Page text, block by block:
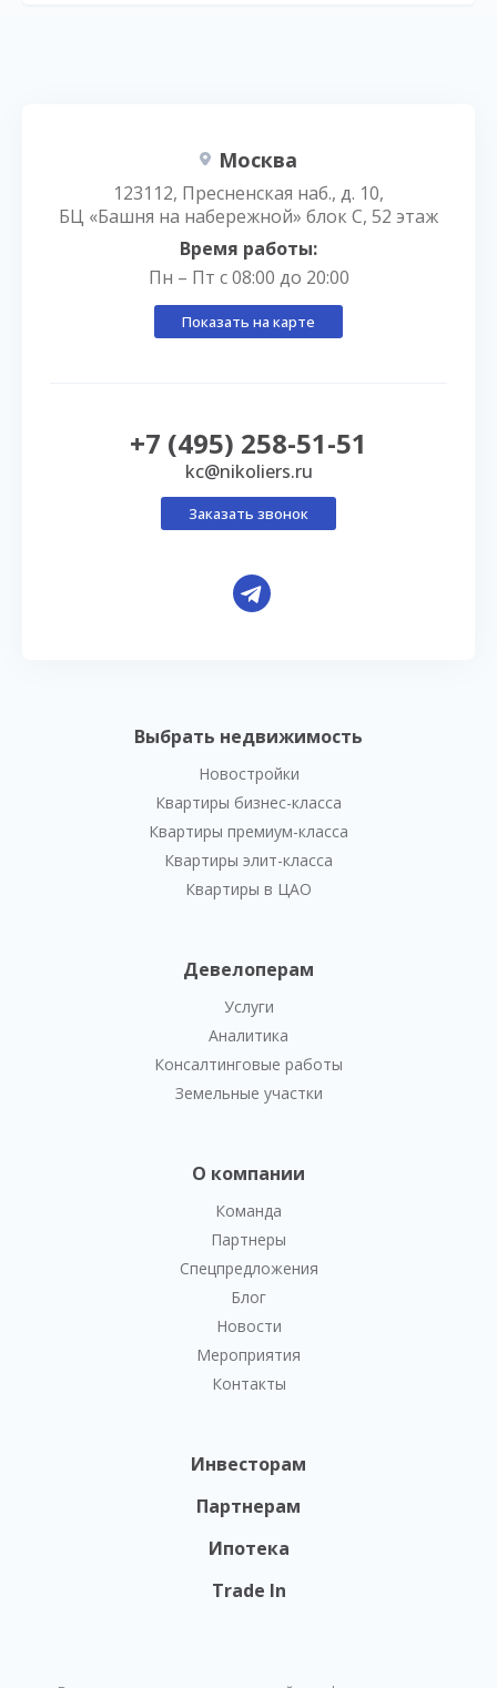
Выбрать недвижимость
Новостройки
Квартиры бизнес-класса
Квартиры премиум-класса
Квартиры элит-класса
Квартиры в ЦАО
Девелоперам
Услуги
Аналитика
Консалтинговые работы
Земельные участки
О компании
Команда
Партнеры
Спецпредложения
Блог
Новости
Мероприятия
Контакты
Инвесторам
Партнерам
Ипотека
Trade In
Москва
123112, Пресненская наб., д. 10,
БЦ «Башня на набережной» блок С, 52 этаж
Время работы:
Пн – Пт с 08:00 до 20:00
Показать на карте
+7 (495) 258-51-51
kc@nikoliers.ru
Заказать звонок